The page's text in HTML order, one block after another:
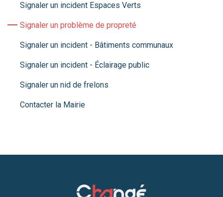
Signaler un incident Espaces Verts
Signaler un problème de propreté
Signaler un incident - Bâtiments communaux
Signaler un incident - Éclairage public
Signaler un nid de frelons
Contacter la Mairie